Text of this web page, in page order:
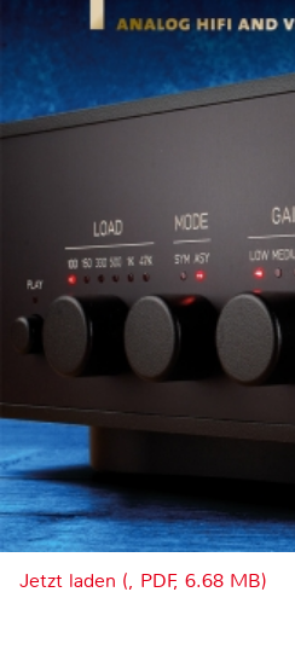
Jetzt laden (, PDF, 6.68 MB)